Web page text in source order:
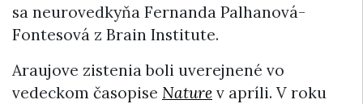
sa neurovedkyňa Fernanda Palhanová-
Fontesová z Brain Institute.
Araujove zistenia boli uverejnené vo
vedeckom časopise Nature v apríli. V roku